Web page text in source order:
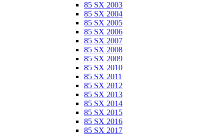
85 SX 2003
85 SX 2004
85 SX 2005
85 SX 2006
85 SX 2007
85 SX 2008
85 SX 2009
85 SX 2010
85 SX 2011
85 SX 2012
85 SX 2013
85 SX 2014
85 SX 2015
85 SX 2016
85 SX 2017